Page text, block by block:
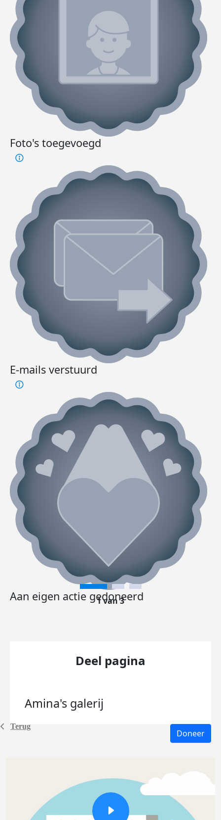
Terug
Foto's toegevoegd
E-mails verstuurd
Aan eigen actie gedoneerd
1 van 3
Deel pagina
Amina's galerij
Doneer